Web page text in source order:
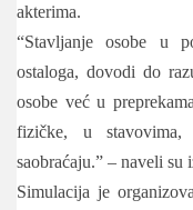
akterima.
“Stavljanje osobe u
ostaloga, dovodi do
osobe već u
fizičke, u stavovima,
saobraćaju.” – naveli
Simulacija je